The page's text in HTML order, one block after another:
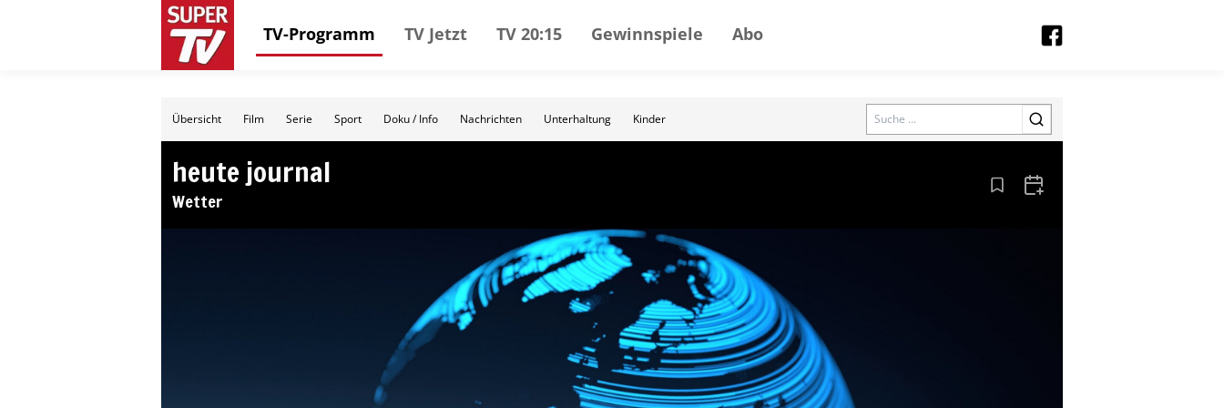
TV-Programm TV Jetzt TV 20:15 Gewinnspiele Abo
Übersicht Film Serie Sport Doku / Info Nachrichten Unterhaltung Kinder Search
heute journal
Wetter Aus den Lesezeichen entfernen
Zum Kalender hinzufügen